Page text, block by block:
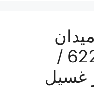
حولي / 62224041 /
غسيل